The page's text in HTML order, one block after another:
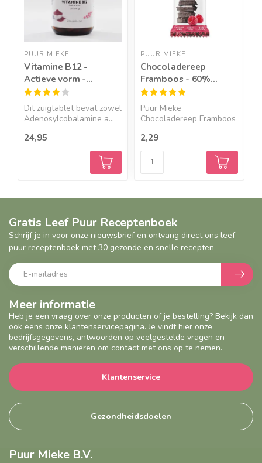
PUUR MIEKE
Vitamine B12 -
Actieve vorm -
2000mcg - 120
zuigtabletten
Dit zuigtablet bevat zowel
Adenosylcobalamine a...
24,95
PUUR MIEKE
Chocoladereep
Framboos - 60%
Cacao - BIO
Puur Mieke
Chocoladereep Framboos
2,29
Meer informatie
Heb je een vraag over onze producten of je bestelling? Bekijk dan
ook eens onze klantenservicepagina. Je vindt hier onze
bedrijfsgegevens, antwoorden op veelgestelde vragen en
verschillende manieren om contact met ons op te nemen.
Klantenservice
Gezondheidsdoelen
Gratis Leef Puur Receptenboek
Schrijf je in voor onze nieuwsbrief en ontvang direct ons leef
puur receptenboek met 30 gezonde en snelle recepten
Puur Mieke B.V.